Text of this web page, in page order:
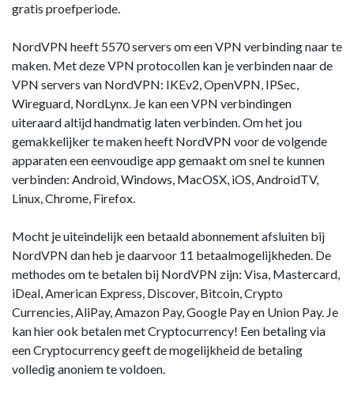
gratis proefperiode.
NordVPN heeft 5570 servers om een VPN verbinding naar te
maken. Met deze VPN protocollen kan je verbinden naar de
VPN servers van NordVPN: IKEv2, OpenVPN, IPSec,
Wireguard, NordLynx. Je kan een VPN verbindingen
uiteraard altijd handmatig laten verbinden. Om het jou
gemakkelijker te maken heeft NordVPN voor de volgende
apparaten een eenvoudige app gemaakt om snel te kunnen
verbinden: Android, Windows, MacOSX, iOS, AndroidTV,
Linux, Chrome, Firefox.
Mocht je uiteindelijk een betaald abonnement afsluiten bij
NordVPN dan heb je daarvoor 11 betaalmogelijkheden. De
methodes om te betalen bij NordVPN zijn: Visa, Mastercard,
iDeal, American Express, Discover, Bitcoin, Crypto
Currencies, AliPay, Amazon Pay, Google Pay en Union Pay. Je
kan hier ook betalen met Cryptocurrency! Een betaling via
een Cryptocurrency geeft de mogelijkheid de betaling
volledig anoniem te voldoen.